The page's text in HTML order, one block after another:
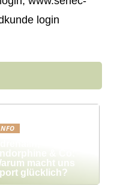
login
& Co:
macht uns
glücklich?